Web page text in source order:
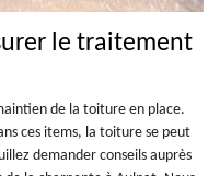
le traitement
de la toiture en place.
ces items, la toiture se peut
demander conseils auprès